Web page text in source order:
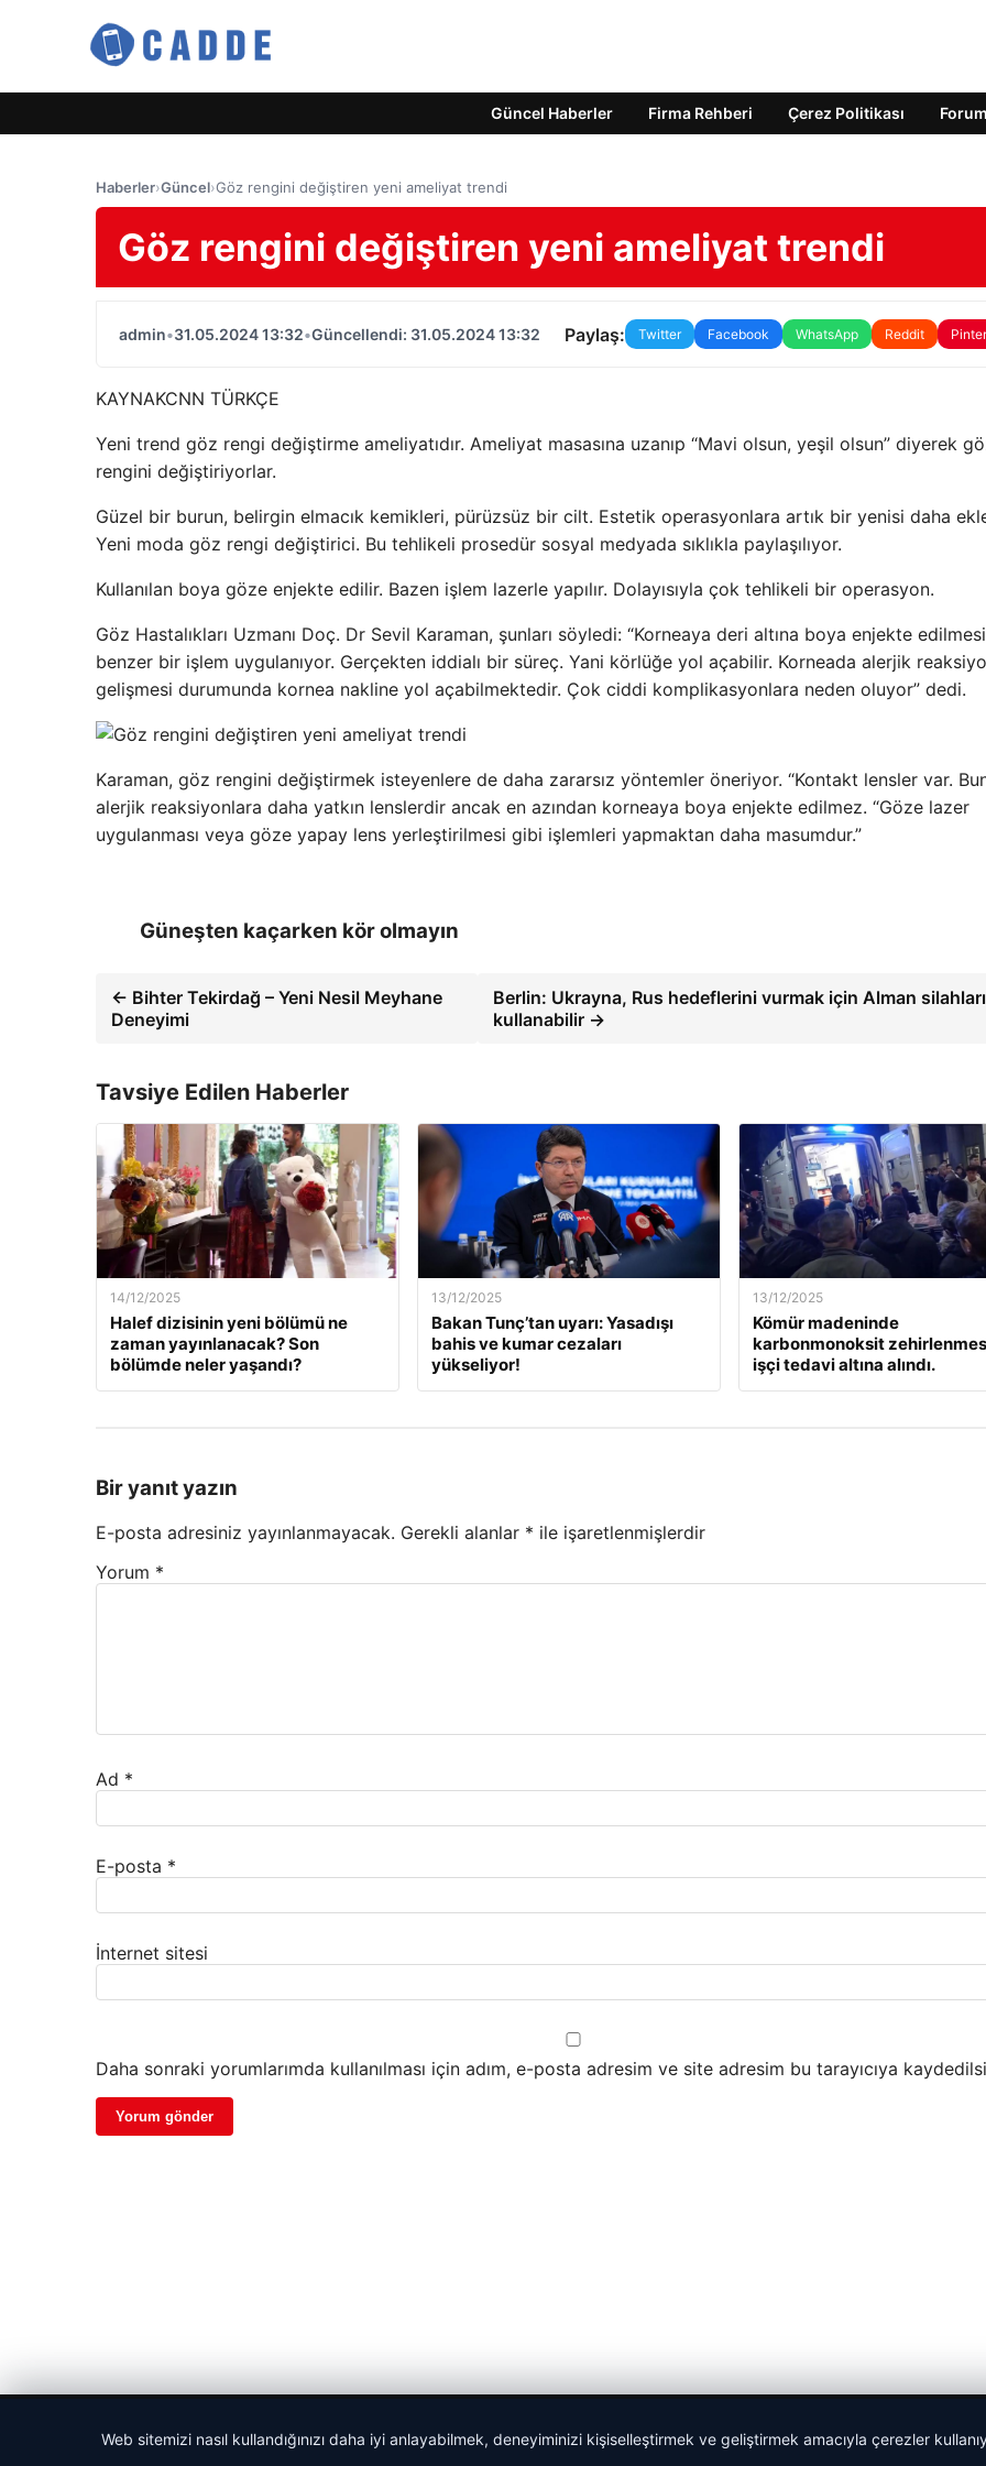
Güncel Haberler Firma Rehberi Çerez Politikası Forum
Haberler›Güncel›Göz rengini değiştiren yeni ameliyat trendi
Göz rengini değiştiren yeni ameliyat trendi
admin•31.05.2024 13:32•Güncellendi: 31.05.2024 13:32 Paylaş: Twitter Facebook WhatsApp Reddit
KAYNAKCNN TÜRKÇE
Yeni trend göz rengi değiştirme ameliyatıdır. Ameliyat masasına uzanıp “Mavi olsun, yeşil olsun” diyerek
rengini değiştiriyorlar.
Güzel bir burun, belirgin elmacık kemikleri, pürüzsüz bir cilt. Estetik operasyonlara artık bir yenisi daha
Yeni moda göz rengi değiştirici. Bu tehlikeli prosedür sosyal medyada sıklıkla paylaşılıyor.
Kullanılan boya göze enjekte edilir. Bazen işlem lazerle yapılır. Dolayısıyla çok tehlikeli bir operasyon.
Göz Hastalıkları Uzmanı Doç. Dr Sevil Karaman, şunları söyledi: “Korneaya deri altına boya enjekte
benzer bir işlem uygulanıyor. Gerçekten iddialı bir süreç. Yani körlüğe yol açabilir. Korneada alerjik
gelişmesi durumunda kornea nakline yol açabilmektedir. Çok ciddi komplikasyonlara neden oluyor” dedi.
Karaman, göz rengini değiştirmek isteyenlere de daha zararsız yöntemler öneriyor. “Kontakt lensler var.
alerjik reaksiyonlara daha yatkın lenslerdir ancak en azından korneaya boya enjekte edilmez. “Göze lazer
uygulanması veya göze yapay lens yerleştirilmesi gibi işlemleri yapmaktan daha masumdur.”
Güneşten kaçarken kör olmayın
← Bihter Tekirdağ – Yeni Nesil Meyhane
Deneyimi
Berlin: Ukrayna, Rus hedeflerini vurmak için Alman
kullanabilir →
Tavsiye Edilen Haberler
14/12/2025
Halef dizisinin yeni bölümü ne
zaman yayınlanacak? Son
bölümde neler yaşandı?
13/12/2025
Bakan Tunç’tan uyarı: Yasadışı
bahis ve kumar cezaları
yükseliyor!
13/12/2025
Kömür madeninde
karbonmonoksit
işçi tedavi altına alındı.
Bir yanıt yazın
E-posta adresiniz yayınlanmayacak. Gerekli alanlar * ile işaretlenmişlerdir
Yorum *
Ad *
E-posta *
İnternet sitesi
Daha sonraki yorumlarımda kullanılması için adım, e-posta adresim ve site adresim bu tarayıcıya
Web sitemizi nasıl kullandığınızı daha iyi anlayabilmek, deneyiminizi kişiselleştirmek ve geliştirmek amacıyla çerezler